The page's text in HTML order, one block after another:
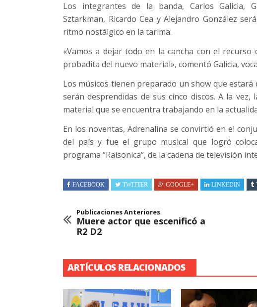
Los integrantes de la banda, Carlos Galicia,
Sztarkman, Ricardo Cea y Alejandro González
ritmo nostálgico en la tarima.
«Vamos a dejar todo en la cancha con el
probadita del nuevo material», comentó Galicia,
Los músicos tienen preparado un show que
serán desprendidas de sus cinco discos. A la
material que se encuentra trabajando en la
En los noventas, Adrenalina se convirtió en el
del país y fue el grupo musical que logró
programa “Raisonica”, de la cadena de televisión
FACEBOOK TWITTER GOOGLE+ LINKEDIN
Publicaciones Anteriores
Muere actor que escenificó a
R2 D2
ARTÍCULOS RELACIONADOS